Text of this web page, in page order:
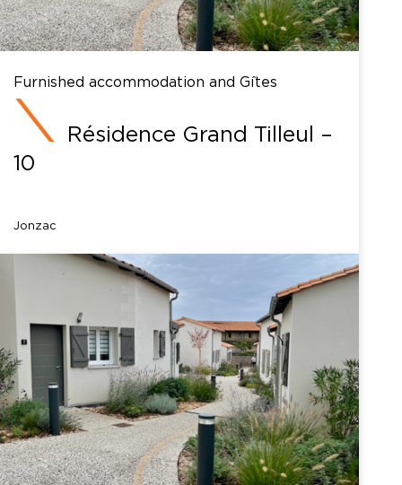
Furnished accommodation and Gîtes
Résidence Grand Tilleul –
10
Jonzac